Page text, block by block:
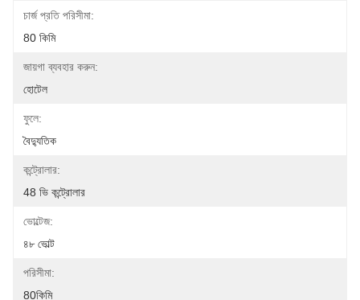
চার্জ প্রতি পরিসীমা:
80 কিমি
জায়গা ব্যবহার করুন:
হোটেল
ফুলে:
বৈদ্যুতিক
কন্ট্রোলার:
48 ভি কন্ট্রোলার
ভোল্টেজ:
৪৮ ভোল্ট
পরিসীমা:
80কিমি